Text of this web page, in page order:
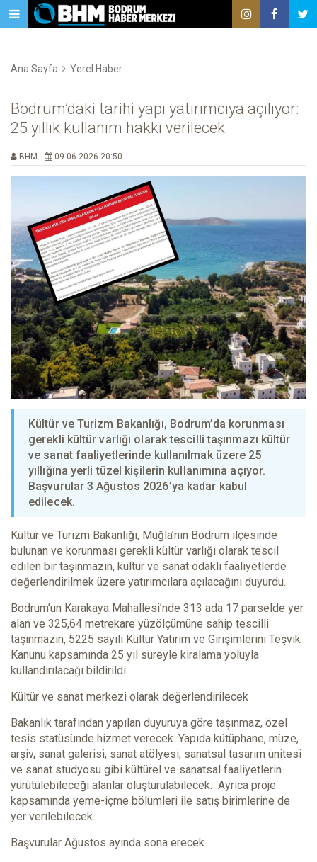
Ana Sayfa Yerel Haber
Bodrum’daki tarihi yapı yatırımcıya açılıyor:
25 yıllık kullanım hakkı verilecek
BHM 09.06.2026 20:50
Kültür ve Turizm Bakanlığı, Bodrum’da korunması
gerekli kültür varlığı olarak tescilli taşınmazı kültür
ve sanat faaliyetlerinde kullanılmak üzere 25
yıllığına yerli tüzel kişilerin kullanımına açıyor.
Başvurular 3 Ağustos 2026’ya kadar kabul
edilecek.
Kültür ve Turizm Bakanlığı, Muğla’nın Bodrum ilçesinde
bulunan ve korunması gerekli kültür varlığı olarak tescil
edilen bir taşınmazın, kültür ve sanat odaklı faaliyetlerde
değerlendirilmek üzere yatırımcılara açılacağını duyurdu.
Bodrum’un Karakaya Mahallesi’nde 313 ada 17 parselde yer
alan ve 325,64 metrekare yüzölçümüne sahip tescilli
taşınmazın, 5225 sayılı Kültür Yatırım ve Girişimlerini Teşvik
Kanunu kapsamında 25 yıl süreyle kiralama yoluyla
kullandırılacağı bildirildi.
Kültür ve sanat merkezi olarak değerlendirilecek
Bakanlık tarafından yapılan duyuruya göre taşınmaz, özel
tesis statüsünde hizmet verecek. Yapıda kütüphane, müze,
arşiv, sanat galerisi, sanat atölyesi, sanatsal tasarım ünitesi
ve sanat stüdyosu gibi kültürel ve sanatsal faaliyetlerin
yürütülebileceği alanlar oluşturulabilecek. Ayrıca proje
kapsamında yeme-içme bölümleri ile satış birimlerine de
yer verilebilecek.
Başvurular Ağustos ayında sona erecek